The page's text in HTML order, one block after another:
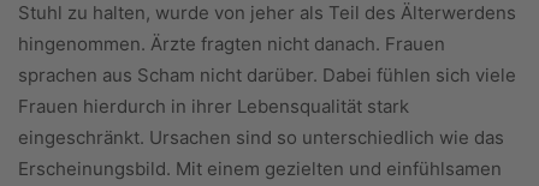
Stuhl zu halten, wurde von jeher als Teil des Älterwerdens
hingenommen. Ärzte fragten nicht danach. Frauen
sprachen aus Scham nicht darüber. Dabei fühlen sich viele
Frauen hierdurch in ihrer Lebensqualität stark
eingeschränkt. Ursachen sind so unterschiedlich wie das
Erscheinungsbild. Mit einem gezielten und einfühlsamen